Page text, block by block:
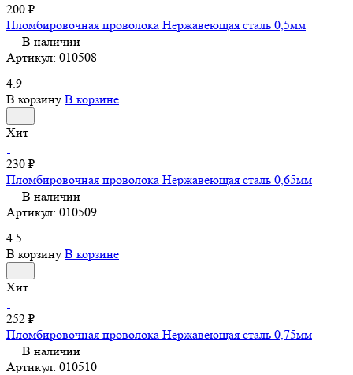
200 ₽
Пломбировочная проволока Нержавеющая сталь 0,5мм
В наличии
Артикул: 010508
4.9
В корзину В корзине
Хит
230 ₽
Пломбировочная проволока Нержавеющая сталь 0,65мм
В наличии
Артикул: 010509
4.5
В корзину В корзине
Хит
252 ₽
Пломбировочная проволока Нержавеющая сталь 0,75мм
В наличии
Артикул: 010510